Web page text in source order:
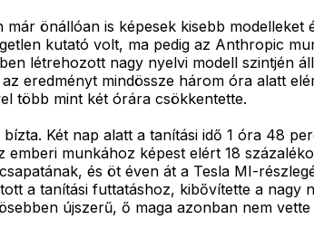
önállóan is képesek kisebb modelleket
kutató volt, ma pedig az Anthropic
létrehozott nagy nyelvi modell szintjén
eredményt mindössze három óra alatt
több mint két órára csökkentette.
Két nap alatt a tanítási idő 1 óra 48
munkához képest elért 18
és öt éven át a Tesla MI-
a tanítási futtatáshoz, kibővítette a nagy
újszerű, ő maga azonban nem vette